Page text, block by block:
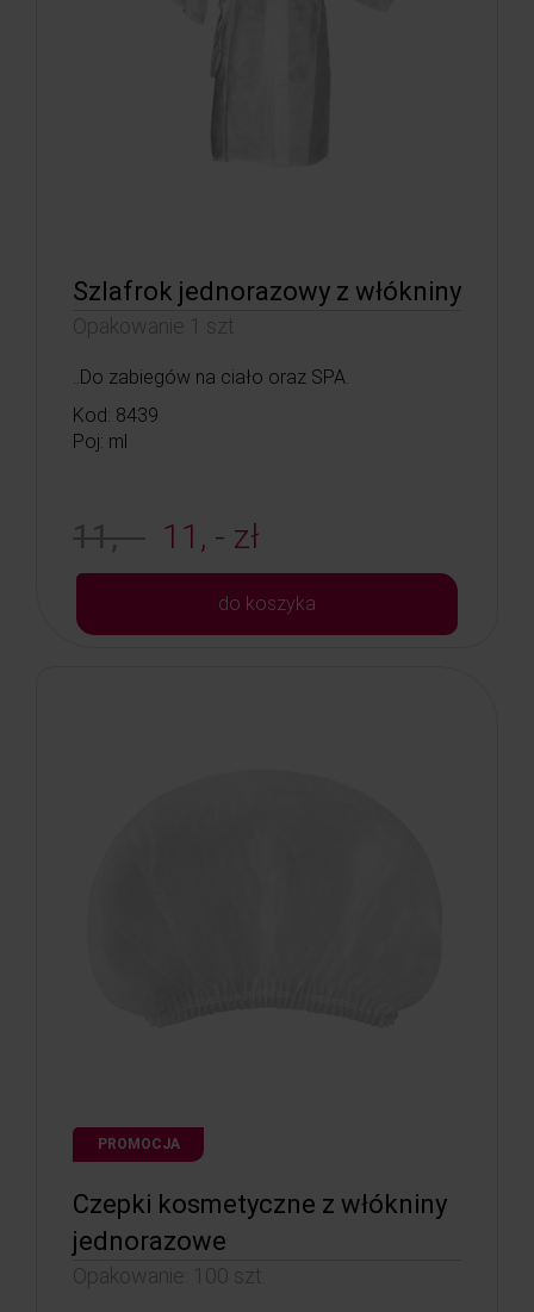
Szlafrok jednorazowy z włókniny
Opakowanie 1 szt
..Do zabiegów na ciało oraz SPA.
Kod: 8439
Poj: ml
11, - 11, - zł
do koszyka
PROMOCJA
Czepki kosmetyczne z włókniny
jednorazowe
Opakowanie: 100 szt.